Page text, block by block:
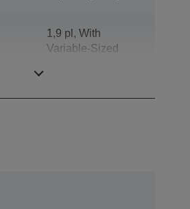
1,9 pl, With
Variable-Sized